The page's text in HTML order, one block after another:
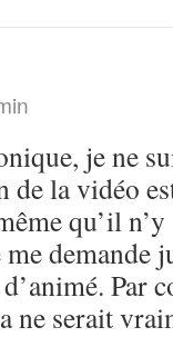
je ne
la vidéo
qu’il
me demande
Par
ne serait